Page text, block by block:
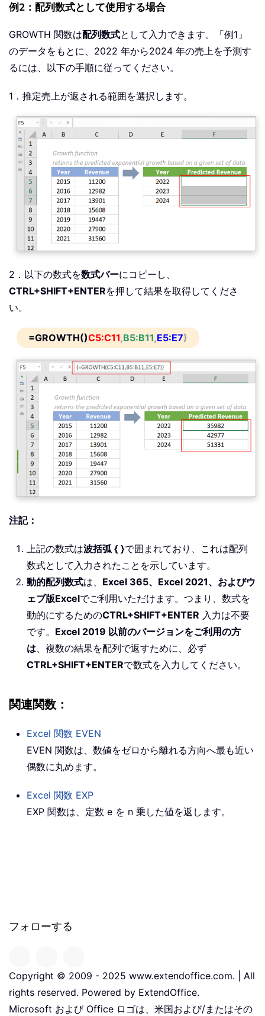
例2：配列数式として使用する場合
GROWTH 関数は配列数式として入力できます。「例1」
のデータをもとに、2022 年から2024 年の売上を予測す
るには、以下の手順に従ってください。
1．推定売上が返される範囲を選択します。
2．以下の数式を数式バーにコピーし、
CTRL+SHIFT+ENTERを押して結果を取得してくださ
い。
=GROWTH()C5:C11,B5:B11,E5:E7)
注記：
上記の数式は波括弧 { }で囲まれており、これは配列
数式として入力されたことを示しています。
動的配列数式は、 Excel 365、Excel 2021、およびウ
ェブ版Excelでご利用いただけます。つまり、数式を
動的にするためのCTRL+SHIFT+ENTER 入力は不要
です。 Excel 2019 以前のバージョンをご利用の方
は 、複数の結果を配列で返すために、必ず
CTRL+SHIFT+ENTERで数式を入力してください。
関連関数：
Excel 関数 EVEN
EVEN 関数は、数値をゼロから離れる方向へ最も近い
偶数に丸めます。
Excel 関数 EXP
EXP 関数は、定数 e を n 乗した値を返します。
フォローする
Copyright © 2009 - 2025 www.extendoffice.com. | All
rights reserved. Powered by ExtendOffice.
Microsoft および Office ロゴは、米国および/またはその